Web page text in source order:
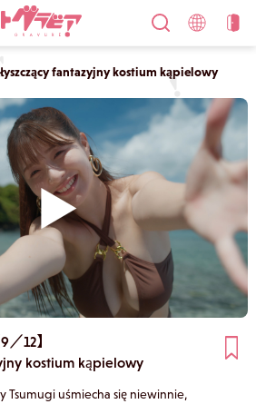
fantazyjny kostium kąpielowy
12】
kostium kąpielowy
Tsumugi uśmiecha się niewinnie,